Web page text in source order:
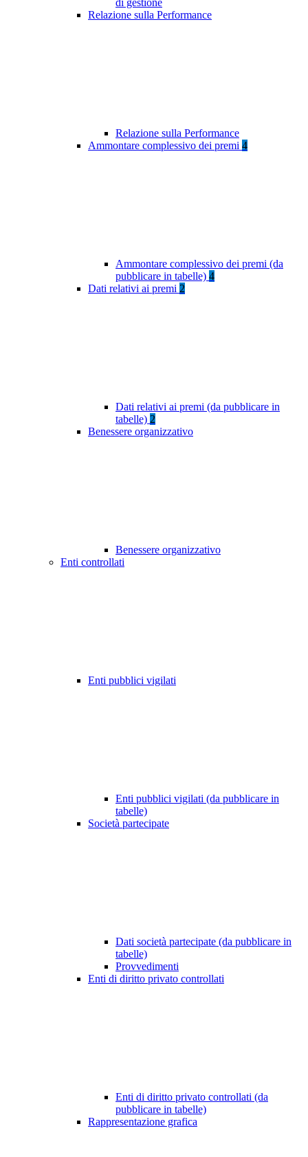
di gestione
Relazione sulla Performance
Relazione sulla Performance
Ammontare complessivo dei premi 4
Ammontare complessivo dei premi (da
pubblicare in tabelle) 4
Dati relativi ai premi 2
Dati relativi ai premi (da pubblicare in
tabelle) 2
Benessere organizzativo
Benessere organizzativo
Enti controllati
Enti pubblici vigilati
Enti pubblici vigilati (da pubblicare in
tabelle)
Società partecipate
Dati società partecipate (da pubblicare in
tabelle)
Provvedimenti
Enti di diritto privato controllati
Enti di diritto privato controllati (da
pubblicare in tabelle)
Rappresentazione grafica